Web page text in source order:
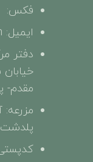
فکس:
ایمیل: info@karanehno.com
دفتر
مقدم-
مزرعه:
پلدشت
کدپستی